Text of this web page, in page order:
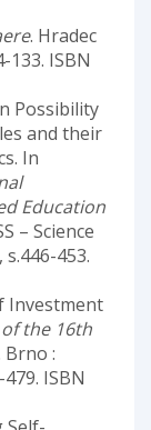
. Hradec
133. ISBN
Possibility
and their
In
Education
– Science
453.
Investment
the 16th
Brno :
ISBN